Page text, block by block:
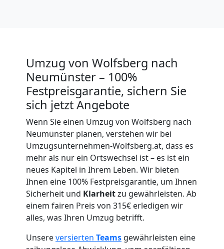
Umzug von Wolfsberg nach
Neumünster – 100%
Festpreisgarantie, sichern Sie
sich jetzt Angebote
Wenn Sie einen Umzug von Wolfsberg nach
Neumünster planen, verstehen wir bei
Umzugsunternehmen-Wolfsberg.at, dass es
mehr als nur ein Ortswechsel ist – es ist ein
neues Kapitel in Ihrem Leben. Wir bieten
Ihnen eine 100% Festpreisgarantie, um Ihnen
Sicherheit und Klarheitzu gewährleisten. Ab
einem fairen Preis von 315€ erledigen wir
alles, was Ihren Umzug betrifft.
Unsereversierten Teams gewährleisten eine
Umzug
für
Senioren
Wolfsberg
Fernumzug
Wolfsberg